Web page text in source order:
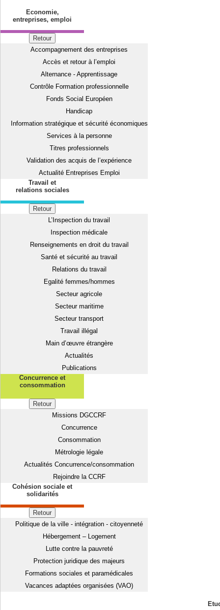
Economie,
entreprises, emploi
Retour
Accompagnement des entreprises
Accès et retour à l’emploi
Alternance - Apprentissage
Contrôle Formation professionnelle
Fonds Social Européen
Handicap
Information stratégique et sécurité économiques
Services à la personne
Titres professionnels
Validation des acquis de l’expérience
Actualité Entreprises Emploi
Travail et
relations sociales
Retour
L’Inspection du travail
Inspection médicale
Renseignements en droit du travail
Santé et sécurité au travail
Relations du travail
Egalité femmes/hommes
Secteur agricole
Secteur maritime
Secteur transport
Travail illégal
Main d’œuvre étrangère
Actualités
Publications
Concurrence et
consommation
Retour
Missions DGCCRF
Concurrence
Consommation
Métrologie légale
Actualités Concurrence/consommation
Rejoindre la CCRF
Cohésion sociale et
solidarités
Retour
Politique de la ville - intégration - citoyenneté
Hébergement – Logement
Lutte contre la pauvreté
Protection juridique des majeurs
Formations sociales et paramédicales
Vacances adaptées organisées (VAO)